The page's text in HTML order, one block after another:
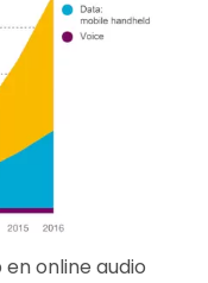
online audio